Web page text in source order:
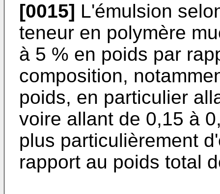
[0015] L'émulsion
teneur en polymère
à 5 % en poids par
composition,
poids, en particulier
voire allant de 0,15 à
plus particulièrement
rapport au poids total